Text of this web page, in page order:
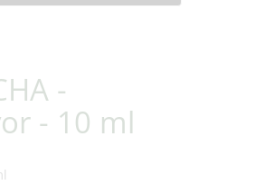
-
- 10 ml